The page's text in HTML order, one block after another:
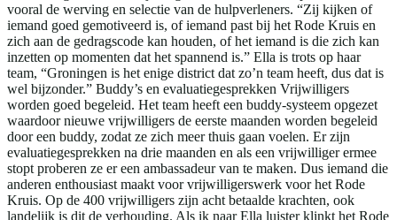
vooral de werving en selectie van de hulpverleners. “Zij kijken of
iemand goed gemotiveerd is, of iemand past bij het Rode Kruis en
zich aan de gedragscode kan houden, of het iemand is die zich kan
inzetten op momenten dat het spannend is.” Ella is trots op haar
team, “Groningen is het enige district dat zo’n team heeft, dus dat is
wel bijzonder.” Buddy’s en evaluatiegesprekken Vrijwilligers
worden goed begeleid. Het team heeft een buddy-systeem opgezet
waardoor nieuwe vrijwilligers de eerste maanden worden begeleid
door een buddy, zodat ze zich meer thuis gaan voelen. Er zijn
evaluatiegesprekken na drie maanden en als een vrijwilliger ermee
stopt proberen ze er een ambassadeur van te maken. Dus iemand die
anderen enthousiast maakt voor vrijwilligerswerk voor het Rode
Kruis. Op de 400 vrijwilligers zijn acht betaalde krachten, ook
landelijk is dit de verhouding. Als ik naar Ella luister klinkt het Rode